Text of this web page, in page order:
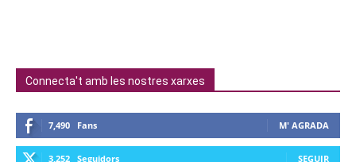
Connecta't amb les nostres xarxes
7,490 Fans M' AGRADA
3,252 Seguidors SEGUIR